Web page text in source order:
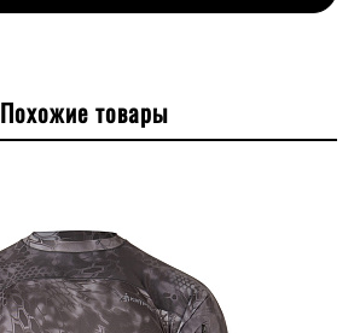
Похожие товары